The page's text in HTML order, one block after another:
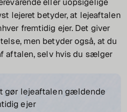
lejeret betyder, at lejeaftalen
fremtidig ejer. Det giver
men betyder også, at du
aftalen, selv hvis du sælger
gør lejeaftalen gældende
ejer